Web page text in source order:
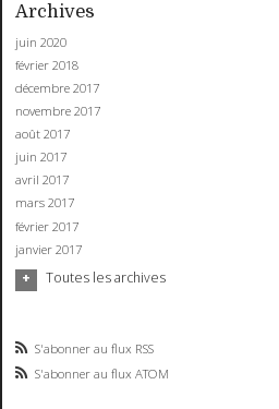
Archives
juin 2020
février 2018
décembre 2017
novembre 2017
août 2017
juin 2017
avril 2017
mars 2017
février 2017
janvier 2017
Toutes les archives
S'abonner au flux RSS
S'abonner au flux ATOM